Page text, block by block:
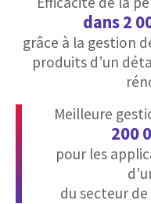
dans 2
grâce à la gestion
produits d’un
Meilleure
200
pour les
du secteur